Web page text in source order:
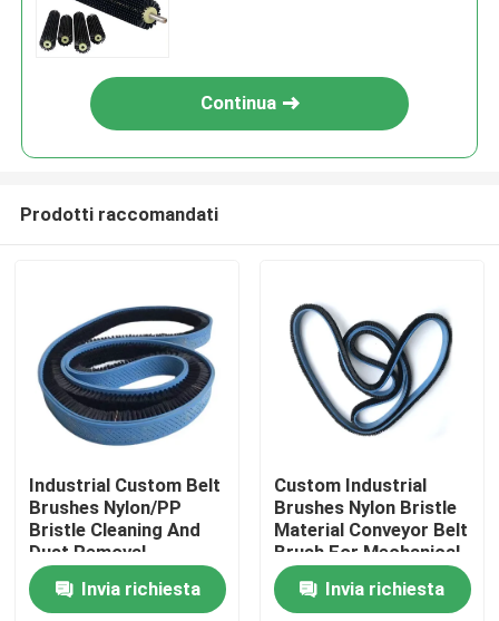
Casa
Prodotti
Chi siamo
Continua
Prodotti raccomandati
Industrial Custom Belt
Brushes Nylon/PP
Bristle Cleaning And
Dust Removal
Conveyor Belt Brush
For Transmission And
Invia richiesta
Custom Industrial
Brushes Nylon Bristle
Material Conveyor Belt
Brush For Mechanical
Support And
ConveyingInvia richiesta